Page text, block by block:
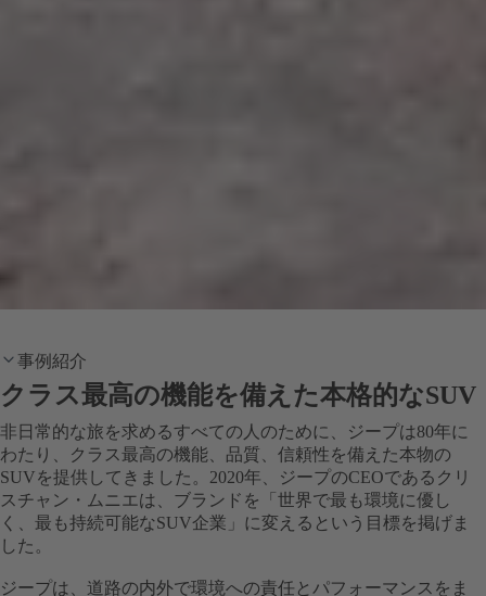
事例紹介
クラス最高の機能を備えた本格的なSUV
非日常的な旅を求めるすべての人のために、ジープは80年に
わたり、クラス最高の機能、品質、信頼性を備えた本物の
SUVを提供してきました。2020年、ジープのCEOであるクリ
スチャン・ムニエは、ブランドを「世界で最も環境に優し
く、最も持続可能なSUV企業」に変えるという目標を掲げま
した。
ジープは、道路の内外で環境への責任とパフォーマンスをま